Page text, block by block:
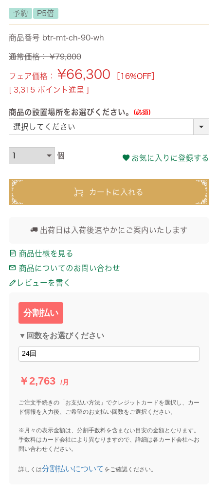
予約 P5倍
商品番号 btr-mt-ch-90-wh
通常価格： ¥79,800
フェア価格： ¥66,300
［16%OFF］
[ 3,315 ポイント進呈 ]
商品の設置場所をお選びください。
お気に入りに登録する
カートに入れる
出荷日は入荷後速やかにご案内いたします
商品仕様を見る
商品についてのお問い合わせ
レビューを書く
分割払い
▼回数をお選びください
￥2,763 /月
ご注文手続きの「お支払い方法」でクレジットカードを選択し、カー
ド情報を入力後、ご希望のお支払い回数をご選択ください。
※月々の表示金額は、分割手数料を含まない目安の金額となります。
手数料はカード会社により異なりますので、詳細は各カード会社へお
問い合わせください。
詳しくは分割払いについて をご確認ください。